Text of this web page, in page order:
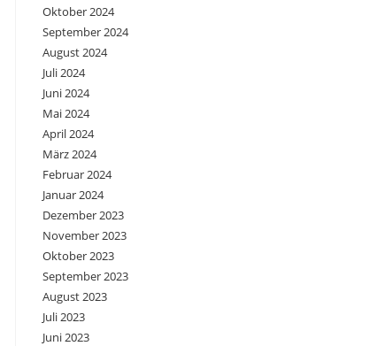
Oktober 2024
September 2024
August 2024
Juli 2024
Juni 2024
Mai 2024
April 2024
März 2024
Februar 2024
Januar 2024
Dezember 2023
November 2023
Oktober 2023
September 2023
August 2023
Juli 2023
Juni 2023